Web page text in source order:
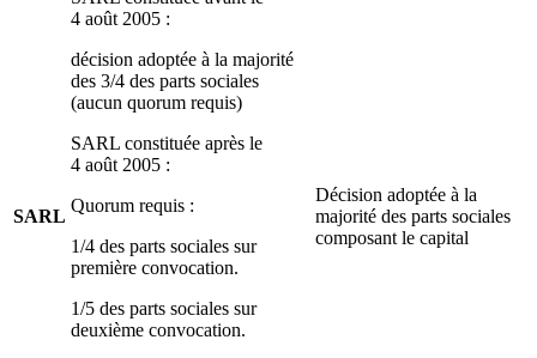
SARL
4 août 2005 :
décision adoptée à la majorité
des 3/4 des parts sociales
(aucun quorum requis)
SARL constituée après le
4 août 2005 :
Quorum requis :
1/4 des parts sociales sur
première convocation.
1/5 des parts sociales sur
deuxième convocation.
Décision adoptée à la
majorité des parts sociales
composant le capital